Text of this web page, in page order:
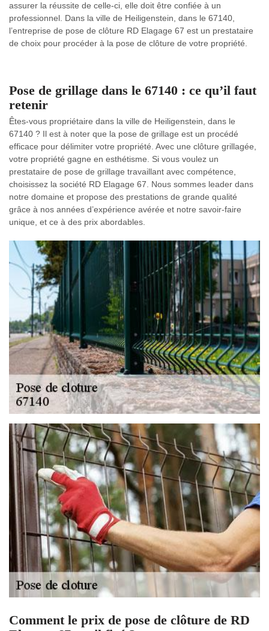
assurer la réussite de celle-ci, elle doit être confiée à un
professionnel. Dans la ville de Heiligenstein, dans le 67140,
l’entreprise de pose de clôture RD Elagage 67 est un prestataire
de choix pour procéder à la pose de clôture de votre propriété.
Pose de grillage dans le 67140 : ce qu’il faut
retenir
Êtes-vous propriétaire dans la ville de Heiligenstein, dans le
67140 ? Il est à noter que la pose de grillage est un procédé
efficace pour délimiter votre propriété. Avec une clôture grillagée,
votre propriété gagne en esthétisme. Si vous voulez un
prestataire de pose de grillage travaillant avec compétence,
choisissez la société RD Elagage 67. Nous sommes leader dans
notre domaine et propose des prestations de grande qualité
grâce à nos années d’expérience avérée et notre savoir-faire
unique, et ce à des prix abordables.
Comment le prix de pose de clôture de RD